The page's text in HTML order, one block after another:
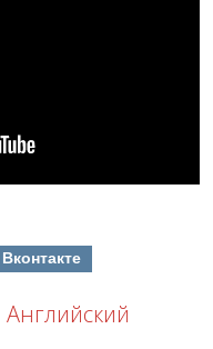
Вконтакте
Английский